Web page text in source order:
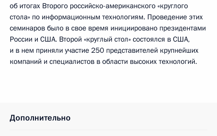
об итогах Второго российско-американского «круглого
стола» по информационным технологиям. Проведение этих
семинаров было в свое время инициировано президентами
России и США. Второй «круглый стол» состоялся в США,
и в нем приняли участие 250 представителей крупнейших
компаний и специалистов в области высоких технологий.
Дополнительно